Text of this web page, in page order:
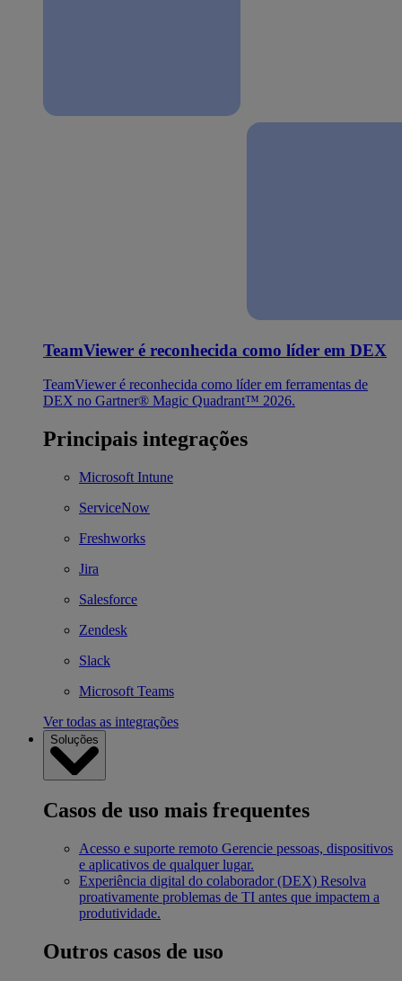
TeamViewer é reconhecida como líder em DEX
TeamViewer é reconhecida como líder em ferramentas de
DEX no Gartner® Magic Quadrant™ 2026.
Principais integrações
Microsoft Intune
ServiceNow
Freshworks
Jira
Salesforce
Zendesk
Slack
Microsoft Teams
Ver todas as integrações
Soluções
Casos de uso mais frequentes
Acesso e suporte remoto Gerencie pessoas, dispositivos
e aplicativos de qualquer lugar.
Experiência digital do colaborador (DEX) Resolva
proativamente problemas de TI antes que impactem a
produtividade.
Outros casos de uso